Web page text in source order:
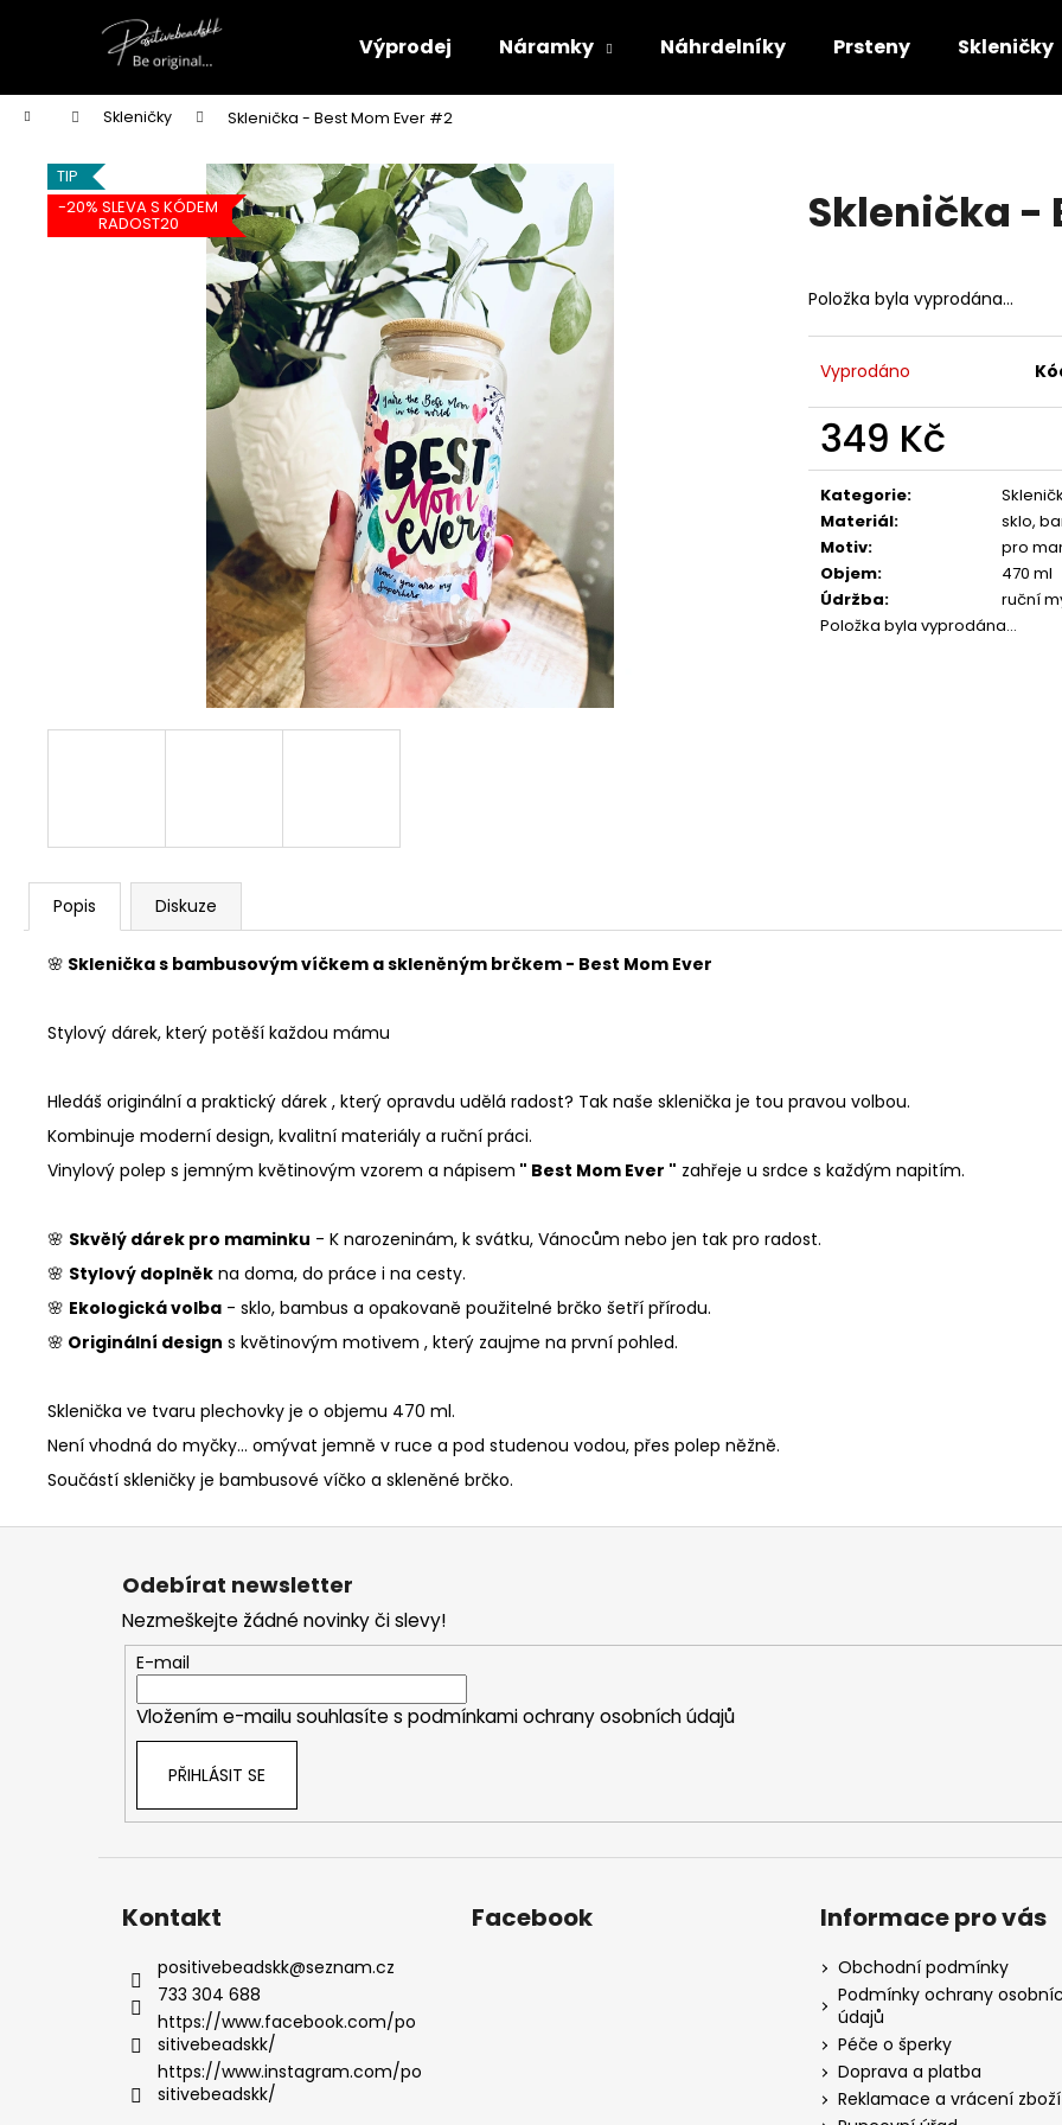
Výprodej Náramky Náhrdelníky Prsteny Skleničky
Domů Skleničky Sklenička - Best Mom Ever #2
Sklenička -
Položka byla vyprodána…
Vyprodáno
349 Kč
Měrná
cena:
Kategorie:
Materiál:
sklo,
Motiv:
pro
Objem:
470 ml
Údržba:
ruční
Položka byla vyprodána…
TIP
-20% SLEVA S KÓDEM
RADOST20
Popis Diskuze
🌸 Sklenička s bambusovým víčkem a skleněným brčkem - Best Mom Ever
Stylový dárek, který potěší každou mámu
Hledáš originální a praktický dárek , který opravdu udělá radost? Tak naše sklenička je tou pravou volbou.
Kombinuje moderní design, kvalitní materiály a ruční práci.
Vinylový polep s jemným květinovým vzorem a nápisem " Best Mom Ever " zahřeje u srdce s každým napitím.
🌸 Skvělý dárek pro maminku - K narozeninám, k svátku, Vánocům nebo jen tak pro radost.
🌸 Stylový doplněk na doma, do práce i na cesty.
🌸 Ekologická volba - sklo, bambus a opakovaně použitelné brčko šetří přírodu.
🌸 Originální design s květinovým motivem , který zaujme na první pohled.
Sklenička ve tvaru plechovky je o objemu 470 ml.
Není vhodná do myčky... omývat jemně v ruce a pod studenou vodou, přes polep něžně.
Součástí skleničky je bambusové víčko a skleněné brčko.
í
Zpět
do
obchodu
Zpět
do
obchodu
HLEDAT
NÁRAMEK KABBALAH SE SRDÍČKEM 4 MM
Původně: 199 Kč
NÁRAMEK JADEIT 8 MM
99 Kč
NÁRAMEK
Z
Odebírat newsletter
Nezmeškejte žádné novinky či slevy!
E-mail
Vložením e-mailu souhlasíte s podmínkami ochrany osobních údajů
PŘIHLÁSIT SE
Kontakt
positivebeadskk@seznam.cz
733 304 688
https://www.facebook.com/po
sitivebeadskk/
https://www.instagram.com/po
sitivebeadskk/
Facebook Informace pro vás
Obchodní podmínky
Podmínky ochrany
údajů
Péče o šperky
Doprava a platba
Reklamace a vrácení zboží